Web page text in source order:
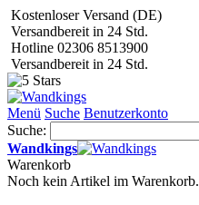
Kostenloser Versand (DE)
Versandbereit in 24 Std.
Hotline 02306 8513900
Versandbereit in 24 Std.
Menü Suche Benutzerkonto
Suche:
Wandkings
Warenkorb
Noch kein Artikel im Warenkorb.